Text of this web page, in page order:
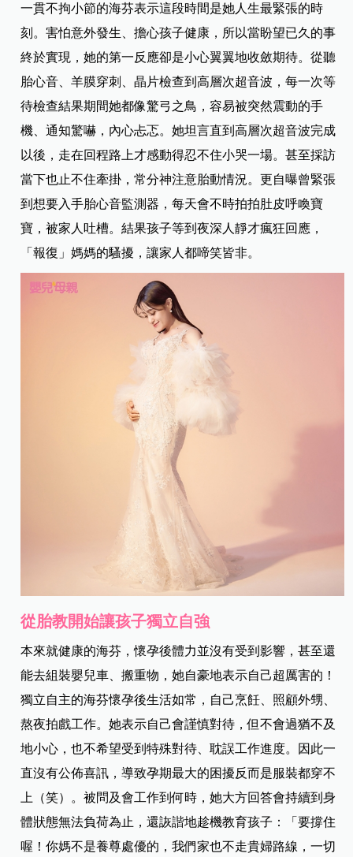
一貫不拘小節的海芬表示這段時間是她人生最緊張的時
刻。害怕意外發生、擔心孩子健康，所以當盼望已久的事
終於實現，她的第一反應卻是小心翼翼地收斂期待。從聽
胎心音、羊膜穿刺、晶片檢查到高層次超音波，每一次等
待檢查結果期間她都像驚弓之鳥，容易被突然震動的手
機、通知驚嚇，內心忐忑。她坦言直到高層次超音波完成
以後，走在回程路上才感動得忍不住小哭一場。甚至採訪
當下也止不住牽掛，常分神注意胎動情況。更自曝曾緊張
到想要入手胎心音監測器，每天會不時拍拍肚皮呼喚寶
寶，被家人吐槽。結果孩子等到夜深人靜才瘋狂回應，
「報復」媽媽的騷擾，讓家人都啼笑皆非。
從胎教開始讓孩子獨立自強
本來就健康的海芬，懷孕後體力並沒有受到影響，甚至還
能去組裝嬰兒車、搬重物，她自豪地表示自己超厲害的！
獨立自主的海芬懷孕後生活如常，自己烹飪、照顧外甥、
熬夜拍戲工作。她表示自己會謹慎對待，但不會過猶不及
地小心，也不希望受到特殊對待、耽誤工作進度。因此一
直沒有公佈喜訊，導致孕期最大的困擾反而是服裝都穿不
上（笑）。被問及會工作到何時，她大方回答會持續到身
體狀態無法負荷為止，還詼諧地趁機教育孩子：「要撐住
喔！你媽不是養尊處優的，我們家也不走貴婦路線，一切